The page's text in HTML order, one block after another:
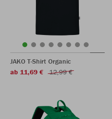
JAKO T-Shirt Organic
ab 11,69 €
12,99 €